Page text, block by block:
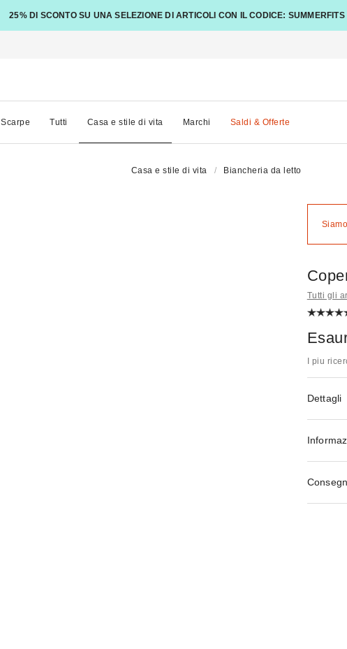
25% DI SCONTO SU UNA SELEZIONE DI ARTICOLI CON IL CODICE: SUMMERFITS
Scarpe Tutti Casa e stile di vita Marchi Saldi & Offerte
Casa e stile di vita Biancheria da letto
Tutti gli
I piu
Dettagli